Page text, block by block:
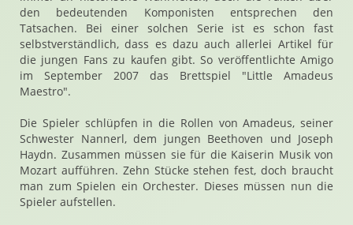
den bedeutenden Komponisten entsprechen den
Tatsachen. Bei einer solchen Serie ist es schon fast
selbstverständlich, dass es dazu auch allerlei Artikel für
die jungen Fans zu kaufen gibt. So veröffentlichte Amigo
im September 2007 das Brettspiel "Little Amadeus
Maestro".
Die Spieler schlüpfen in die Rollen von Amadeus, seiner
Schwester Nannerl, dem jungen Beethoven und Joseph
Haydn. Zusammen müssen sie für die Kaiserin Musik von
Mozart aufführen. Zehn Stücke stehen fest, doch braucht
man zum Spielen ein Orchester. Dieses müssen nun die
Spieler aufstellen.